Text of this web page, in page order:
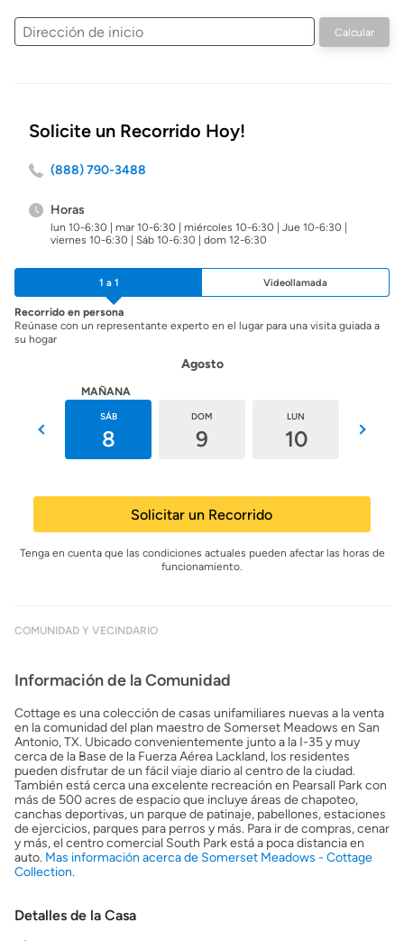
Dirección
de
Calcular
Solicite un Recorrido Hoy!
(888) 790-3488
Horas
lun 10-6:30 | mar 10-6:30 | miércoles 10-6:30 | Jue 10-6:30 |
viernes 10-6:30 | Sáb 10-6:30 | dom 12-6:30
1 a 1 Videollamada
Recorrido en persona
Reúnase con un representante experto en el lugar para una visita guiada a
su hogar
Agosto
MAÑANA
SÁB
8
DOM
9
LUN
10
Solicitar un Recorrido
Tenga en cuenta que las condiciones actuales pueden afectar las horas de
funcionamiento.
COMUNIDAD Y VECINDARIO
Información de la Comunidad
Cottage es una colección de casas unifamiliares nuevas a la venta
en la comunidad del plan maestro de Somerset Meadows en San
Antonio, TX. Ubicado convenientemente junto a la I-35 y muy
cerca de la Base de la Fuerza Aérea Lackland, los residentes
pueden disfrutar de un fácil viaje diario al centro de la ciudad.
También está cerca una excelente recreación en Pearsall Park con
más de 500 acres de espacio que incluye áreas de chapoteo,
canchas deportivas, un parque de patinaje, pabellones, estaciones
de ejercicios, parques para perros y más. Para ir de compras, cenar
y más, el centro comercial South Park está a poca distancia en
auto. Mas información acerca de Somerset Meadows - Cottage
Collection.
Detalles de la Casa